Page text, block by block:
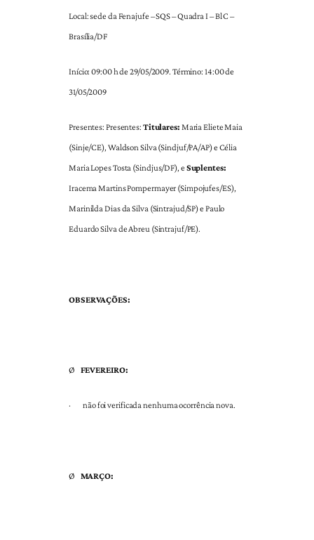
Local: sede da Fenajufe – SQS – Quadra I – Bl C –
Brasília/DF
Início: 09:00 h de 29/05/2009. Término: 14:00 de
31/05/2009
Presentes: Presentes: Titulares: Maria Eliete Maia
(Sinje/CE), Waldson Silva (Sindjuf/PA/AP) e Célia
Maria Lopes Tosta (Sindjus/DF), e Suplentes:
Iracema Martins Pompermayer (Simpojufes/ES),
Marinilda Dias da Silva (Sintrajud/SP) e Paulo
Eduardo Silva de Abreu (Sintrajuf/PE).
OBSERVAÇÕES:
Ø FEVEREIRO:
· não foi verificada nenhuma ocorrência nova.
Ø MARÇO: